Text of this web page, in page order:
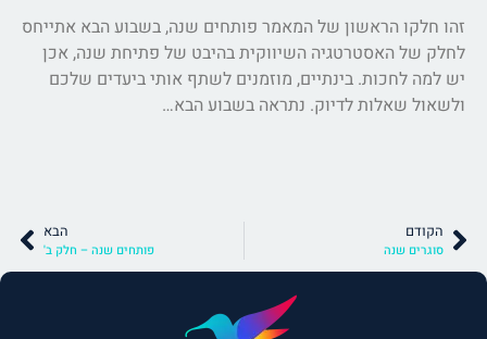
זהו חלקו הראשון של המאמר פותחים שנה, בשבוע הבא אתייחס
לחלק של האסטרטגיה השיווקית בהיבט של פתיחת שנה, אכן
יש למה לחכות. בינתיים, מוזמנים לשתף אותי ביעדים שלכם
ולשאול שאלות לדיוק. נתראה בשבוע הבא…
הקודם
סוגרים שנה
הבא
פותחים שנה – חלק ב'